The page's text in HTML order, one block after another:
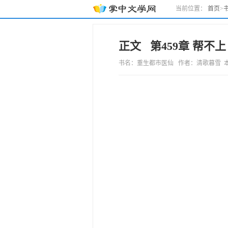
当前位置： 首页>
正文 第459章 帮不上
书名：重生都市医仙 作者：清歌暮雪